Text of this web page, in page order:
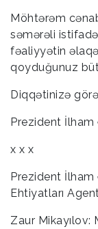
Möhtərəm
səmərəli
fəaliyyətin
qoyduğunuz
Diqqətinizə
Prezident
x x x
Prezident
Ehtiyatları
Zaur Mikayılov: